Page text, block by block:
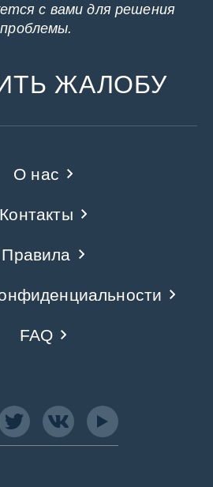
с вами для решения
проблемы.
ЖАЛОБУ
О нас
Контакты
Правила
FAQ